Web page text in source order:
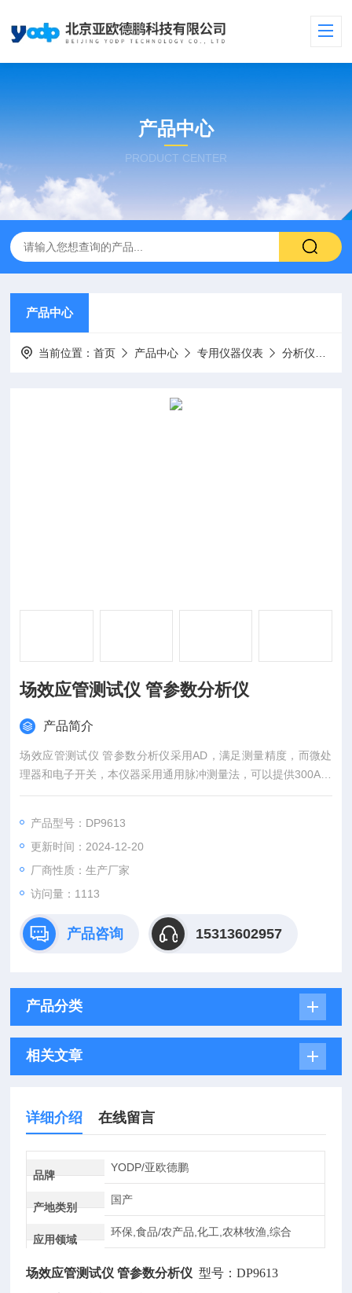
产品中心
PRODUCT CENTER
产品中心
当前位置：首页 产品中心 专用仪器仪表 分析仪
场效应管测试仪 管参数分析仪
产品简介
场效应管测试仪 管参数分析仪采用AD，满足测量精度，而微处
理器和电子开关，本仪器采用通用脉冲测量法，可以提供300A以
上的测试电流，而不会使被测管子发热。大电流测试加耐压同时
产品型号：DP9613
更新时间：2024-12-20
厂商性质：生产厂家
访问量：1113
产品咨询 15313602957
产品分类
相关文章
详细介绍 在线留言
品牌
YODP/亚欧德鹏
产地类别
国产
应用领域
环保,食品/农产品,化工,农林牧渔,综合
场效应管测试仪 管参数分析仪 型号：DP9613